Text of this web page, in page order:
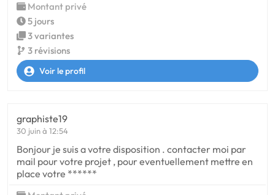
Montant privé
5 jours
3 variantes
3 révisions
Voir le profil
graphiste19
30 juin à 12:54
Bonjour je suis a votre disposition . contacter moi par
mail pour votre projet , pour eventuellement mettre en
place votre ******